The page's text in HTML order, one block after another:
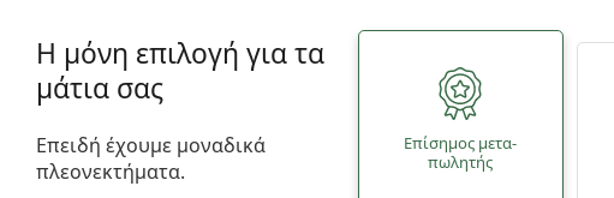
Η μόνη επιλογή για τα
μάτια σας
Επειδή έχουμε μοναδικά
πλεονεκτήματα.
Επίσημος μετα­
πωλητής